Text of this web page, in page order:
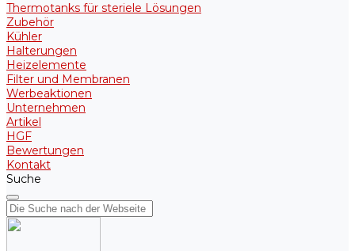
Thermotanks für steriele Lösungen
Zubehör
Kühler
Halterungen
Heizelemente
Filter und Membranen
Werbeaktionen
Unternehmen
Artikel
HGF
Bewertungen
Kontakt
Suche